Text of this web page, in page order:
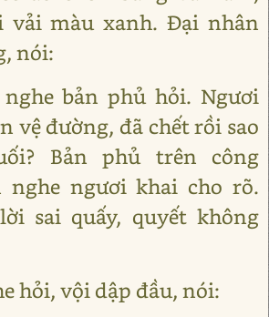
vải màu xanh. Đại nhân
nói:
bản phủ hỏi. Ngươi
vệ đường, đã chết rồi sao
Bản phủ trên công
nghe ngươi khai cho rõ.
sai quấy, quyết không
hỏi, vội dập đầu, nói: